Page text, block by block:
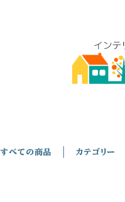
すべての商品 カテゴリー